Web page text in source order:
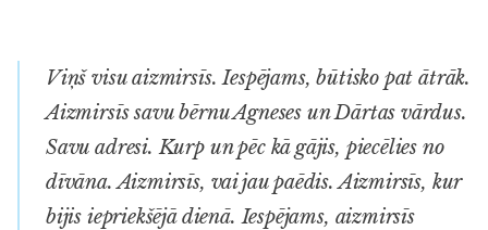
Viņš visu aizmirsīs. Iespējams, būtisko pat ātrāk.
Aizmirsīs savu bērnu Agneses un Dārtas vārdus.
Savu adresi. Kurp un pēc kā gājis, piecēlies no
dīvāna. Aizmirsīs, vai jau paēdis. Aizmirsīs, kur
bijis iepriekšējā dienā. Iespējams, aizmirsīs